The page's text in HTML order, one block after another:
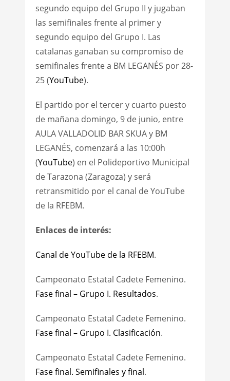
segundo equipo del Grupo II y jugaban
las semifinales frente al primer y
segundo equipo del Grupo I. Las
catalanas ganaban su compromiso de
semifinales frente a BM LEGANÉS por 28-
25 (YouTube).
El partido por el tercer y cuarto puesto
de mañana domingo, 9 de junio, entre
AULA VALLADOLID BAR SKUA y BM
LEGANÉS, comenzará a las 10:00h
(YouTube) en el Polideportivo Municipal
de Tarazona (Zaragoza) y será
retransmitido por el canal de YouTube
de la RFEBM.
Enlaces de interés:
Canal de YouTube de la RFEBM.
Campeonato Estatal Cadete Femenino.
Fase final – Grupo I. Resultados.
Campeonato Estatal Cadete Femenino.
Fase final – Grupo I. Clasificación.
Campeonato Estatal Cadete Femenino.
Fase final. Semifinales y final.